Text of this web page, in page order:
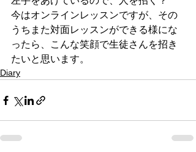
今はオンラインレッスンですが、その
うちまた対面レッスンができる様にな
ったら、こんな笑顔で生徒さんを招き
たいと思います。
Diary